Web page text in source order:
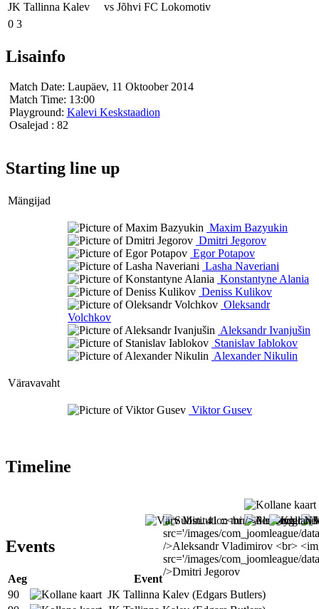
JK Tallinna Kalev vs Jõhvi FC Lokomotiv
0 3
Lisainfo
Match Date: Laupäev, 11 Oktoober 2014
Match Time: 13:00
Playground: Kalevi Keskstaadion
Osalejad : 82
Starting line up
Mängijad
Maxim Bazyukin
Dmitri Jegorov
Egor Potapov
Lasha Naveriani
Konstantyne Alania
Deniss Kulikov
Oleksandr
Volchkov
Aleksandr Ivanjušin
Stanislav Iablokov
Alexander Nikulin
Väravavaht
Viktor Gusev
Timeline
Events
Aeg
Event
90
JK Tallinna Kalev (Edgars Butlers)